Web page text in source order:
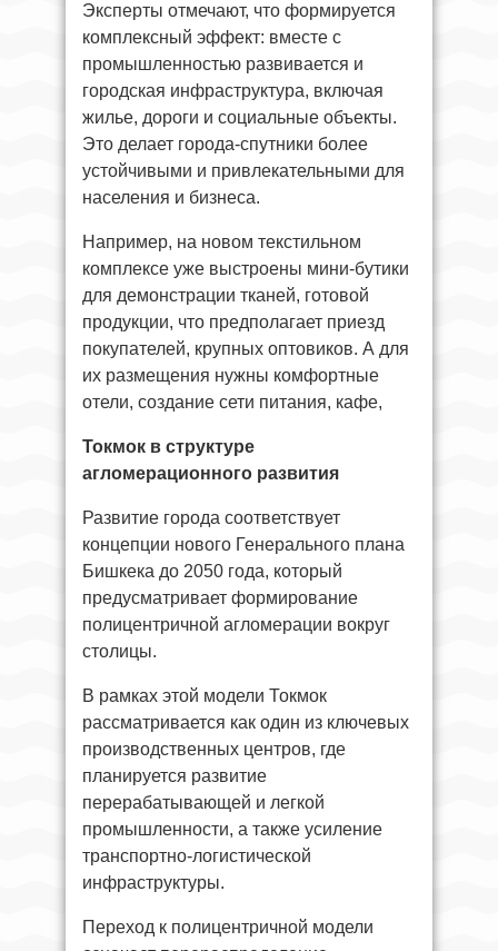
Эксперты отмечают, что формируется
комплексный эффект: вместе с
промышленностью развивается и
городская инфраструктура, включая
жилье, дороги и социальные объекты.
Это делает города-спутники более
устойчивыми и привлекательными для
населения и бизнеса.
Например, на новом текстильном
комплексе уже выстроены мини-бутики
для демонстрации тканей, готовой
продукции, что предполагает приезд
покупателей, крупных оптовиков. А для
их размещения нужны комфортные
отели, создание сети питания, кафе,
Токмок в структуре
агломерационного развития
Развитие города соответствует
концепции нового Генерального плана
Бишкека до 2050 года, который
предусматривает формирование
полицентричной агломерации вокруг
столицы.
В рамках этой модели Токмок
рассматривается как один из ключевых
производственных центров, где
планируется развитие
перерабатывающей и легкой
промышленности, а также усиление
транспортно-логистической
инфраструктуры.
Переход к полицентричной модели